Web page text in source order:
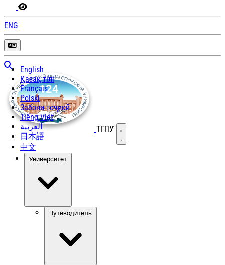
ENG
English
Қазақ тілі
Français
Polski
Забони тоҷикӣ
Tiếng Việt
العربية
日本語
中文
ТГПУ Открыть меню
Университет
Путеводитель